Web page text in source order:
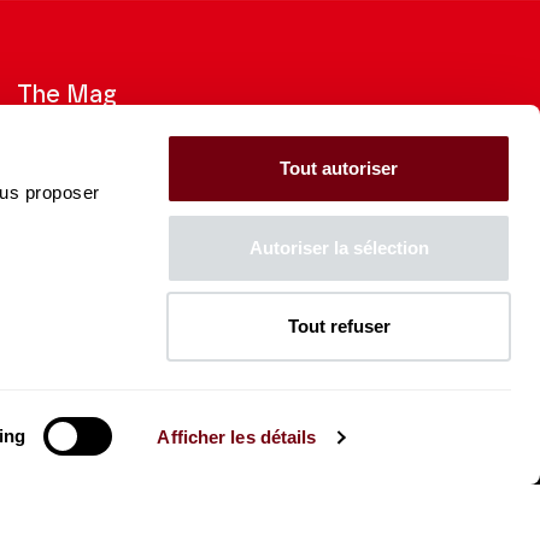
proposer
Afficher les détails
Tout autoriser
Autoriser la sélection
Tout refuser
The Mag
Check out the 2026-27 Brochure
The Caisse des Dépôts supports